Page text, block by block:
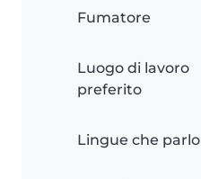
Fumatore
Luogo di lavoro
preferito
Lingue che parlo